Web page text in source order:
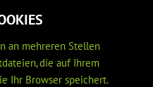
an mehreren Stellen
die auf Ihrem
Ihr Browser speichert.